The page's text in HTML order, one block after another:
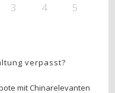
3 4 5
verpasst?
mit Chinarelevanten